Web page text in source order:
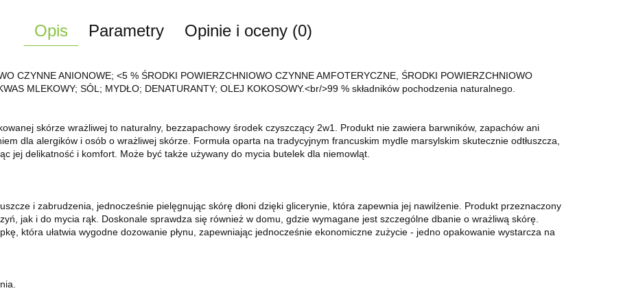
Opis Parametry Opinie i oceny (0)
CZYNNE ANIONOWE; <5 % ŚRODKI POWIERZCHNIOWO CZYNNE AMFOTERYCZNE, ŚRODKI POWIERZCHNIOWO
MLEKOWY; SÓL; MYDŁO; DENATURANTY; OLEJ KOKOSOWY.<br/>99 % składników pochodzenia naturalnego.
skórze wrażliwej to naturalny, bezzapachowy środek czyszczący 2w1. Produkt nie zawiera barwników, zapachów ani
dla alergików i osób o wrażliwej skórze. Formuła oparta na tradycyjnym francuskim mydle marsylskim skutecznie odtłuszcza,
jej delikatność i komfort. Może być także używany do mycia butelek dla niemowląt.
i zabrudzenia, jednocześnie pielęgnując skórę dłoni dzięki glicerynie, która zapewnia jej nawilżenie. Produkt przeznaczony
jak i do mycia rąk. Doskonale sprawdza się również w domu, gdzie wymagane jest szczególne dbanie o wrażliwą skórę.
która ułatwia wygodne dozowanie płynu, zapewniając jednocześnie ekonomiczne zużycie - jedno opakowanie wystarcza na